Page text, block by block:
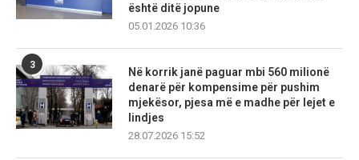
është ditë jopune
05.01.2026 10:36
3
Në korrik janë paguar mbi 560 milionë
denarë për kompensime për pushim
mjekësor, pjesa më e madhe për lejet e
lindjes
28.07.2026 15:52